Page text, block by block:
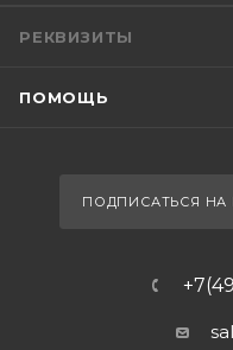
РЕКВИЗИТЫ
ПОМОЩЬ
ПОДПИСАТЬСЯ НА